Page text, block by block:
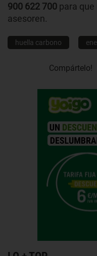
900 622 700 para
asesoren.
huella carbono
Compártelo!